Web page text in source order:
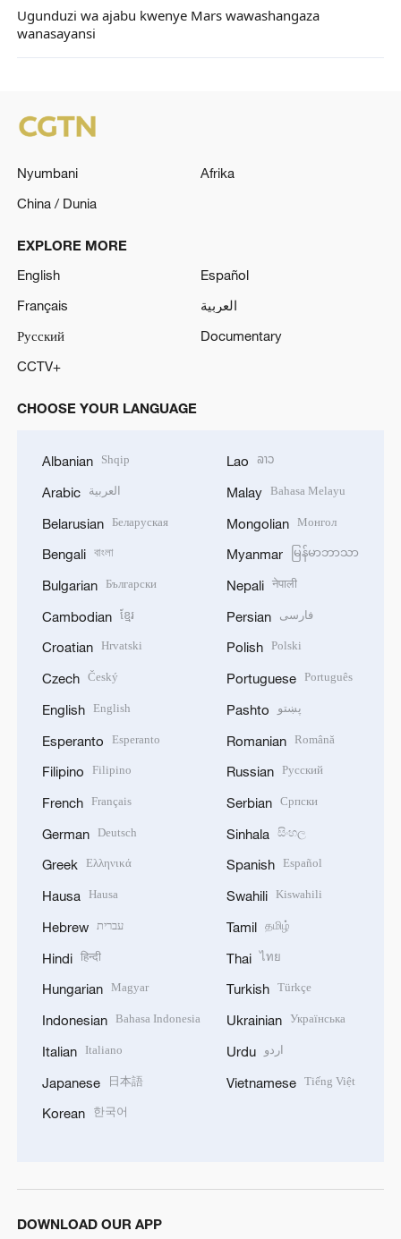
Ugunduzi wa ajabu kwenye Mars wawashangaza
wanasayansi
Nyumbani
Afrika
China / Dunia
EXPLORE MORE
English
Español
Français
العربية
Русский
Documentary
CCTV+
CHOOSE YOUR LANGUAGE
Albanian Shqip
Arabic العربية
Belarusian Беларуская
Bengali বাংলা
Bulgarian Български
Cambodian ខ្មែរ
Croatian Hrvatski
Czech Český
English English
Esperanto Esperanto
Filipino Filipino
French Français
German Deutsch
Greek Ελληνικά
Hausa Hausa
Hebrew עברית
Hindi हिन्दी
Hungarian Magyar
Indonesian Bahasa Indonesia
Italian Italiano
Japanese 日本語
Korean 한국어
Lao ລາວ
Malay Bahasa Melayu
Mongolian Монгол
Myanmar မြန်မာဘာသာ
Nepali नेपाली
Persian فارسی
Polish Polski
Portuguese Português
Pashto پښتو
Romanian Română
Russian Русский
Serbian Српски
Sinhala සිංහල
Spanish Español
Swahili Kiswahili
Tamil தமிழ்
Thai ไทย
Turkish Türkçe
Ukrainian Українська
Urdu اردو
Vietnamese Tiếng Việt
DOWNLOAD OUR APP